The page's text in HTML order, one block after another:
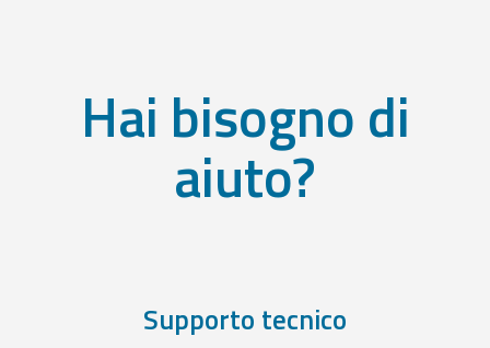
Hai bisogno di
aiuto?
Supporto tecnico